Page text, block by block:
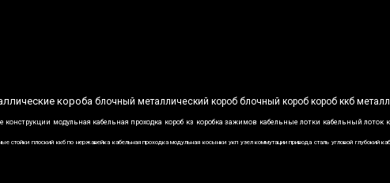
короба блочный металлический короб блочный короб короб ккб
конструкции модульная кабельная проходка короб кз коробка зажимов кабельные лотки кабельный лоток
стойки плоский ккб по нержавейка кабельная проходка модульная косынки укп узел коммутации привода сталь угловой глубокий